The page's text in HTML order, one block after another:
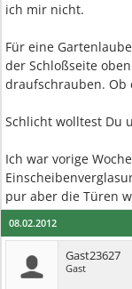
ich mir nicht.
Für eine
der Schloßseite
draufschrauben. Ob
Schlicht wolltest Du
Ich war vorige
pur aber die Türen
08.02.2012
Gast23627
Gast